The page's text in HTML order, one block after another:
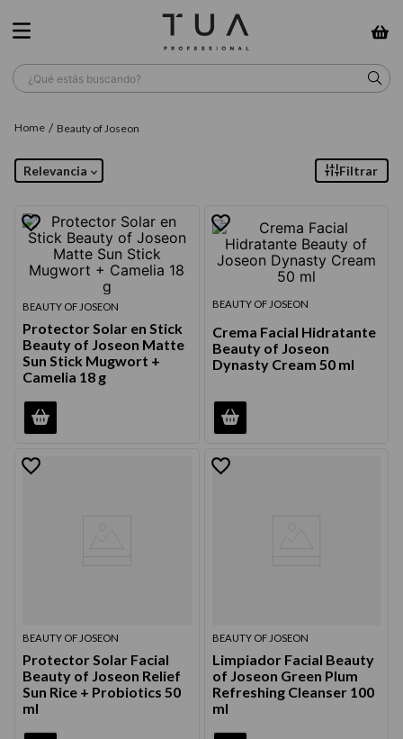
¿Qué estás buscando?
Beauty of Joseon
Relevancia Filtrar
BEAUTY OF JOSEON
Protector Solar en Stick
Beauty of Joseon Matte
Sun Stick Mugwort +
Camelia 18 g
BEAUTY OF JOSEON
Crema Facial Hidratante
Beauty of Joseon
Dynasty Cream 50 ml
BEAUTY OF JOSEON
Protector Solar Facial
Beauty of Joseon Relief
Sun Rice + Probiotics 50
ml
BEAUTY OF JOSEON
Limpiador Facial Beauty
of Joseon Green Plum
Refreshing Cleanser 100
ml
TÉRMINOS MÁS BUSCADOS
1. wella
farmavita
shampoo
cepillo
7. secador
8. loreal
9.